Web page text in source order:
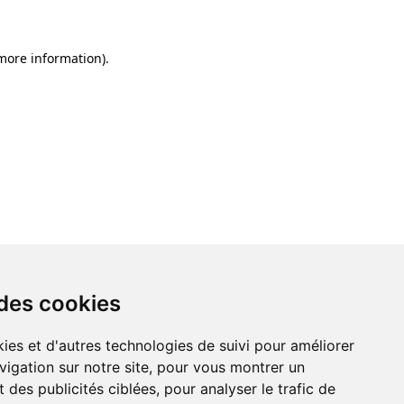
cookies
et d'autres technologies de suivi pour améliorer
sur notre site, pour vous montrer un
des publicités ciblées, pour analyser le trafic de
cookies
et d'autres technologies de suivi pour améliorer
sur notre site, pour vous montrer un
des publicités ciblées, pour analyser le trafic de
information).